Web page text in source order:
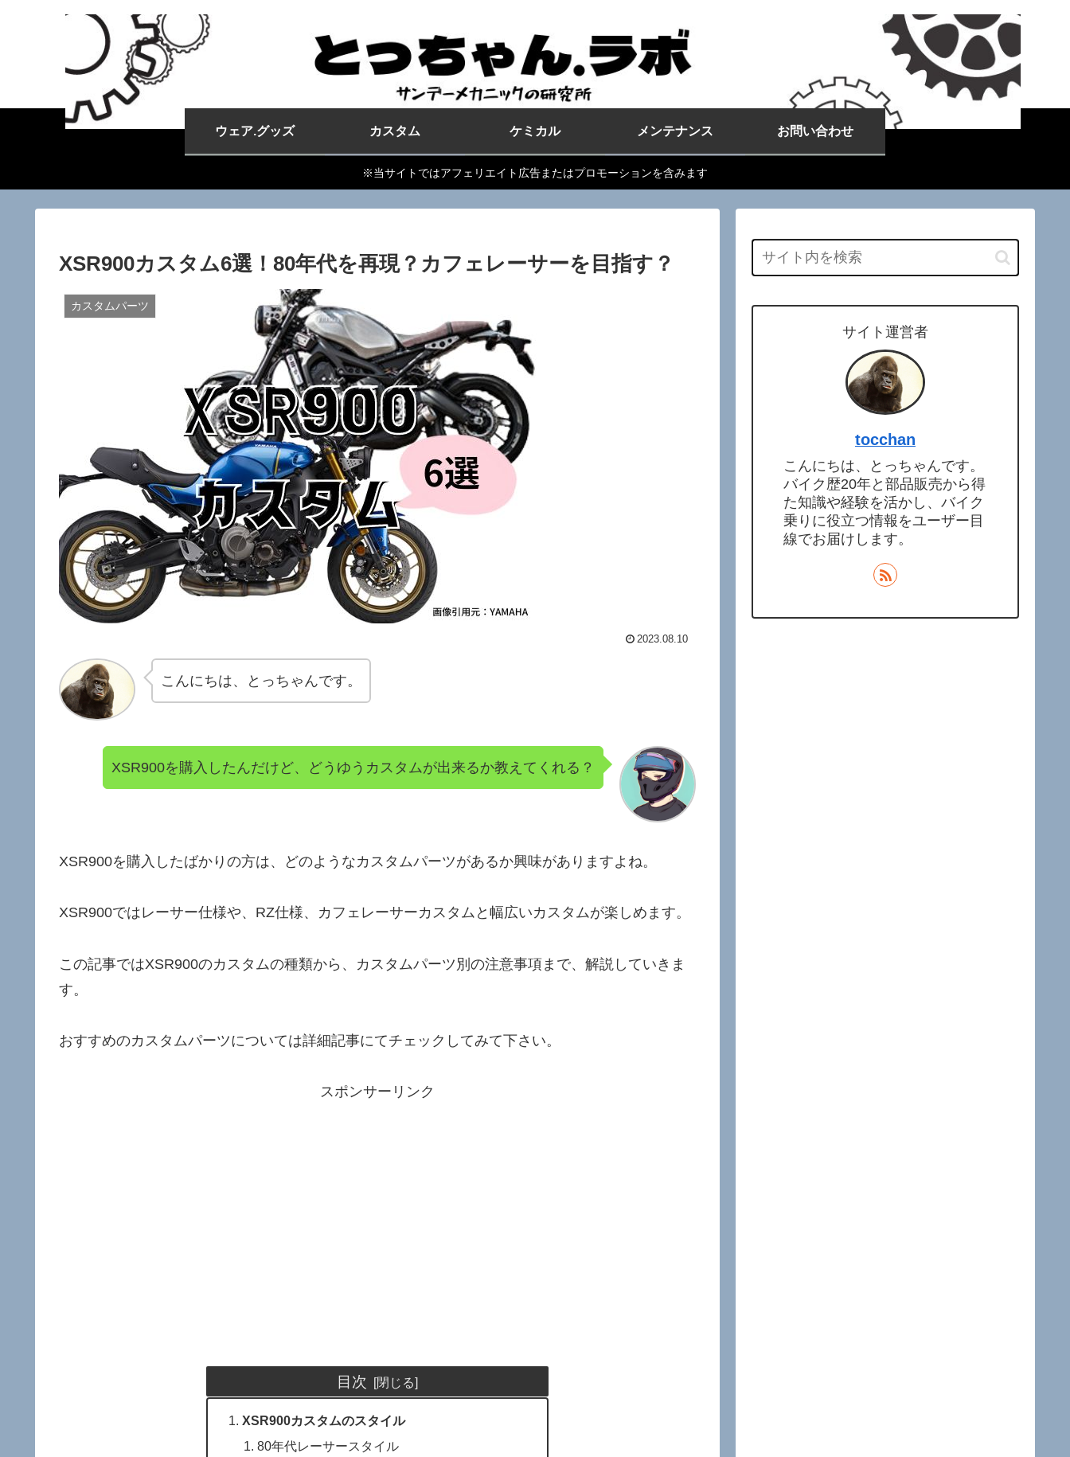
ウェア.グッズ カスタム ケミカル メンテナンス お問い合わせ
※当サイトではアフェリエイト広告またはプロモーションを含みます
XSR900カスタム6選！80年代を再現？カフェレーサーを目指す？
カスタムパーツ
2023.08.10
こんにちは、とっちゃんです。
XSR900を購入したんだけど、どうゆうカスタムが出来るか教えてくれる？
XSR900を購入したばかりの方は、どのようなカスタムパーツがあるか興味がありますよね。
XSR900ではレーサー仕様や、RZ仕様、カフェレーサーカスタムと幅広いカスタムが楽しめます。
この記事ではXSR900のカスタムの種類から、カスタムパーツ別の注意事項まで、解説していきま
す。
おすすめのカスタムパーツについては詳細記事にてチェックしてみて下さい。
スポンサーリンク
目次
XSR900カスタムのスタイル
80年代レーサースタイル
サイト運営者
tocchan
こんにちは、とっちゃんです。
バイク歴20年と部品販売から得
た知識や経験を活かし、バイク
乗りに役立つ情報をユーザー目
線でお届けします。